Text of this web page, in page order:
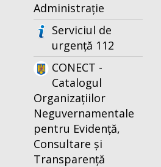
Administrație
Serviciul de
urgență 112
CONECT -
Catalogul
Organizațiilor
Neguvernamentale
pentru Evidență,
Consultare și
Transparență